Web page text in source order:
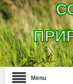
Menu